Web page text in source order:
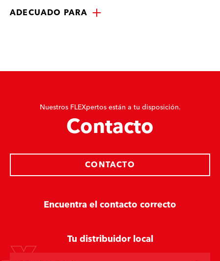
ADECUADO PARA
Nuestros FLEXpertos están a tu disposición.
Contacto
Encuentra el contacto correcto
CONTACTO
Tu distribuidor local